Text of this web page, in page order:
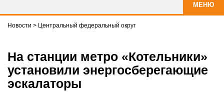
МЕНЮ
Новости > Центральный федеральный округ
На станции метро «Котельники»
установили энергосберегающие
эскалаторы